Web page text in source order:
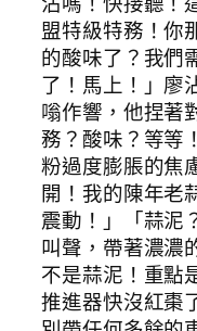
盟特級特務！你
的酸味了？我們
了！馬上！」廖
嗡作響，他捏著
務？酸味？等等
粉過度膨脹的焦
開！我的陳年老
震動！」「蒜泥
叫聲，帶著濃濃
不是蒜泥！重點
推進器快沒紅棗